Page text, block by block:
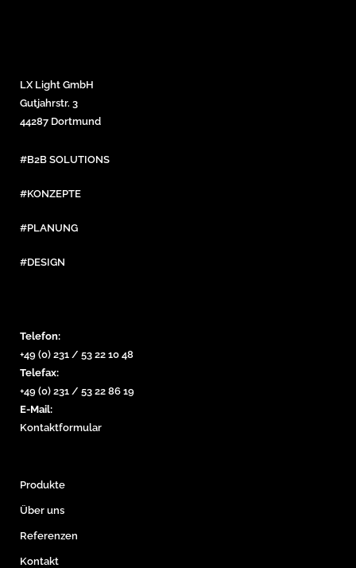
LX Light GmbH
Gutjahrstr. 3
44287 Dortmund
#B2B SOLUTIONS
#KONZEPTE
#PLANUNG
#DESIGN
Telefon:
+49 (0) 231 / 53 22 10 48
Telefax:
+49 (0) 231 / 53 22 86 19
E-Mail:
Kontaktformular
Produkte
Über uns
Referenzen
Kontakt